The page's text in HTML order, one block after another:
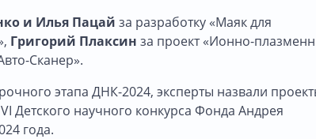
и Илья Пацай за разработку «Маяк для
Григорий Плаксин за проект «Ионно-
Сканер».
этапа ДНК-2024, эксперты назвали
Детского научного конкурса Фонда Андрея
года.